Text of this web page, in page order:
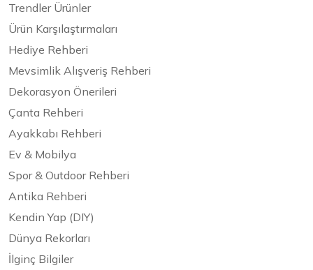
Trendler Ürünler
Ürün Karşılaştırmaları
Hediye Rehberi
Mevsimlik Alışveriş Rehberi
Dekorasyon Önerileri
Çanta Rehberi
Ayakkabı Rehberi
Ev & Mobilya
Spor & Outdoor Rehberi
Antika Rehberi
Kendin Yap (DIY)
Dünya Rekorları
İlginç Bilgiler